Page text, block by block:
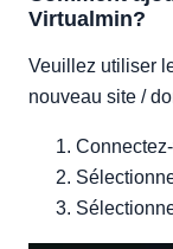
Virtualmin?
Veuillez utiliser
nouveau site /